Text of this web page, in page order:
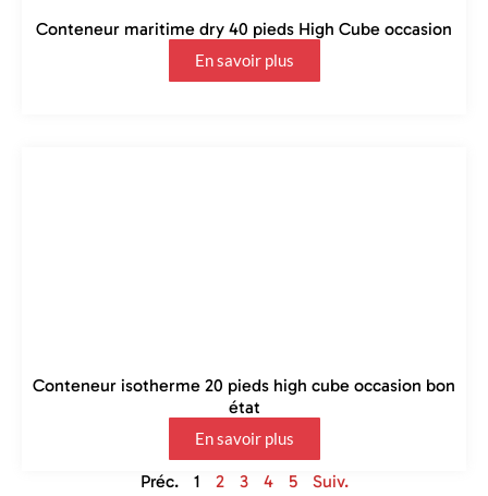
Conteneur maritime dry 40 pieds High Cube occasion
En savoir plus
Conteneur isotherme 20 pieds high cube occasion bon
état
En savoir plus
Préc. 1 2 3 4 5 Suiv.